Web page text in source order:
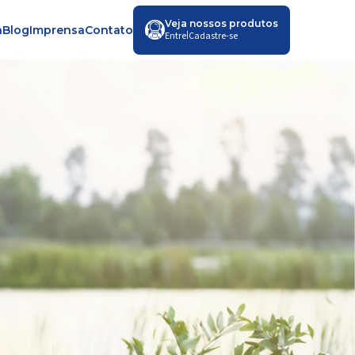
BlogImprensaContato Veja nossos produtos
Entre|Cadastre-se